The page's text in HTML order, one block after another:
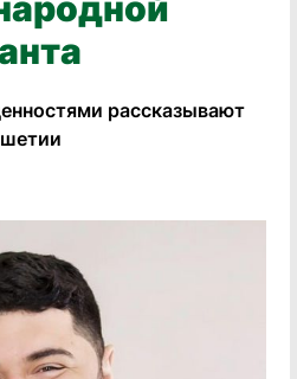
рассказывают